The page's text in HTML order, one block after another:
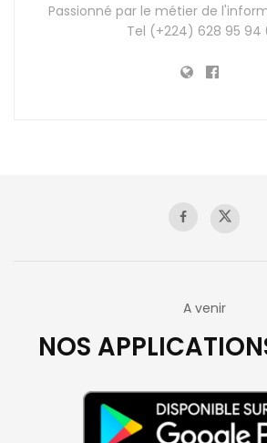
Passionné par le métier de
Tel (+224) 628 95 94
A venir
NOS